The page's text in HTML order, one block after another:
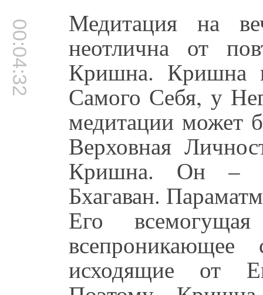
00:04:32 Медитация на
неотлична от
Кришна. Кришна
Самого Себя, у
медитации может
Верховная
Кришна. Он –
Бхагаван.
Его
исходящие от